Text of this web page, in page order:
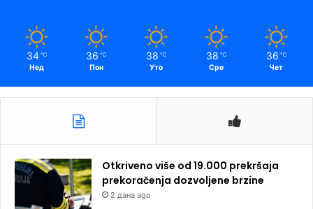
34 ℃
Нед
36 ℃
Пон
38 ℃
Уто
38 ℃
Сре
36 ℃
Чет
Otkriveno više od 19.000 prekršaja
prekoračenja dozvoljene brzine
2 дана ago